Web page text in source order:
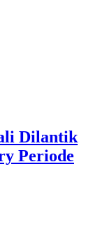
Dilantik
Periode